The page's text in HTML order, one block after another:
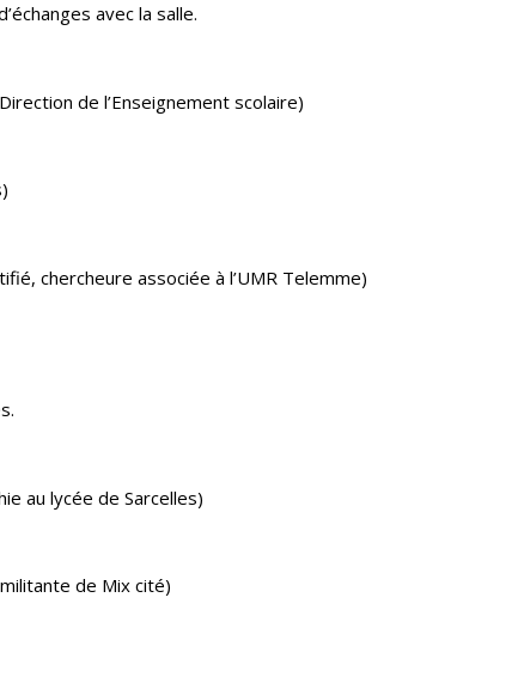
avec la salle.
de l’Enseignement scolaire)
chercheure associée à l’UMR Telemme)
au lycée de Sarcelles)
de Mix cité)